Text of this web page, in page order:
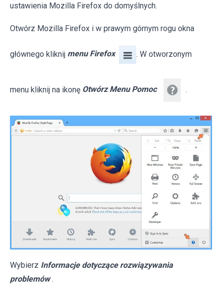
ustawienia Mozilla Firefox do domyślnych.
Otwórz Mozilla Firefox i w prawym górnym rogu okna
głównego kliknij menu Firefox . W otworzonym
menu kliknij na ikonę Otwórz Menu Pomoc .
Wybierz Informacje dotyczące rozwiązywania
problemów .